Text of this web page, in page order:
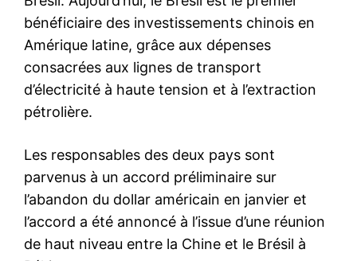
bénéficiaire des investissements chinois en
Amérique latine, grâce aux dépenses
consacrées aux lignes de transport
d’électricité à haute tension et à l’extraction
pétrolière.
Les responsables des deux pays sont
parvenus à un accord préliminaire sur
l’abandon du dollar américain en janvier et
l’accord a été annoncé à l’issue d’une réunion
de haut niveau entre la Chine et le Brésil à